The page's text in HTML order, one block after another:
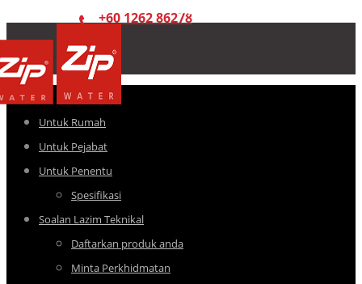
+60 1262 86278
Untuk Rumah
Untuk Pejabat
Untuk Penentu
Spesifikasi
Soalan Lazim Teknikal
Daftarkan produk anda
Minta Perkhidmatan